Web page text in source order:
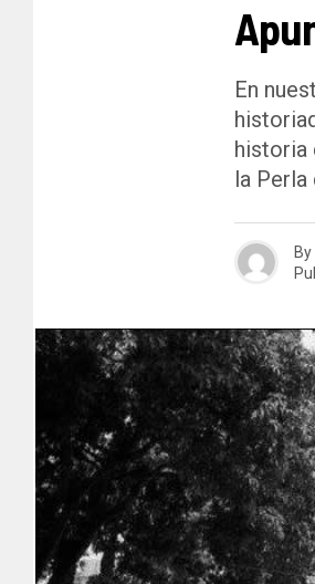
En
historia
la Perla
By